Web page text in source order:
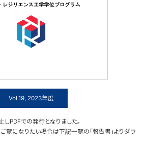
Vol.19, 2023年度
PDFでの発行となりました。
覧になりたい場合は下記一覧の「報告書」よりダウ